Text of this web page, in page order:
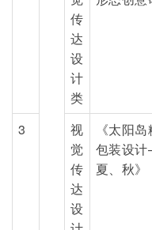
传
达
设
计
类
3
视
觉
传
达
设
《太阳
包装设计
夏、秋》